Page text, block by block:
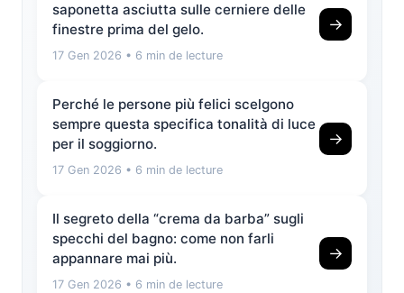
saponetta asciutta sulle cerniere delle
finestre prima del gelo.
17 Gen 2026 • 6 min de lecture
→
Perché le persone più felici scelgono
sempre questa specifica tonalità di luce
per il soggiorno.
17 Gen 2026 • 6 min de lecture
→
Il segreto della “crema da barba” sugli
specchi del bagno: come non farli
appannare mai più.
17 Gen 2026 • 6 min de lecture
→